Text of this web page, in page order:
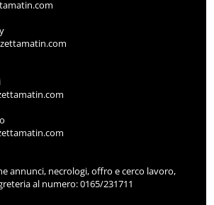
annunci, necrologi, offro e cerco lavoro,
al numero: 0165/231711